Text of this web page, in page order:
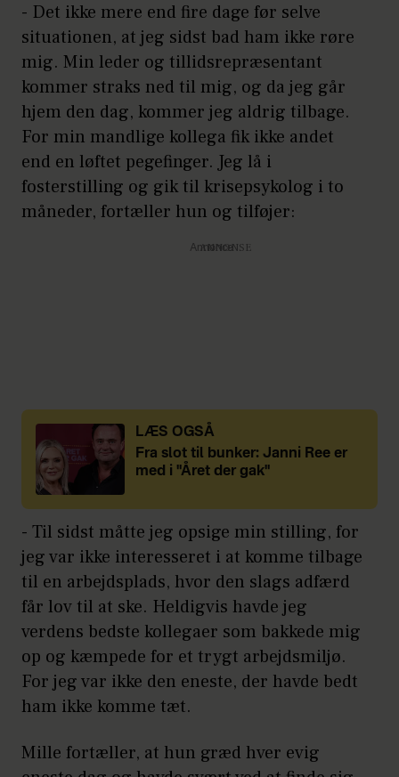
- Det ikke mere end fire dage før selve
situationen, at jeg sidst bad ham ikke røre
mig. Min leder og tillidsrepræsentant
kommer straks ned til mig, og da jeg går
hjem den dag, kommer jeg aldrig tilbage.
For min mandlige kollega fik ikke andet
end en løftet pegefinger. Jeg lå i
fosterstilling og gik til krisepsykolog i to
måneder, fortæller hun og tilføjer:
Annonce
LÆS OGSÅ
Fra slot til bunker: Janni Ree er
med i "Året der gak"
- Til sidst måtte jeg opsige min stilling, for
jeg var ikke interesseret i at komme tilbage
til en arbejdsplads, hvor den slags adfærd
får lov til at ske. Heldigvis havde jeg
verdens bedste kollegaer som bakkede mig
op og kæmpede for et trygt arbejdsmiljø.
For jeg var ikke den eneste, der havde bedt
ham ikke komme tæt.
Mille fortæller, at hun græd hver evig